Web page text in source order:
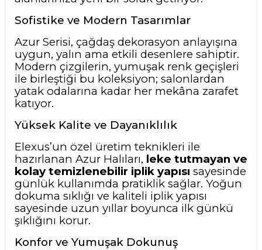
Sofistike ve Modern Tasarımlar
Azur Serisi, çağdaş dekorasyon anlayışına
uygun, yalın ama etkili desenlere sahiptir.
Modern çizgilerin, yumuşak renk geçişleri
ile birleştiği bu koleksiyon; salonlardan
yatak odalarına kadar her mekâna zarafet
katıyor.
Yüksek Kalite ve Dayanıklılık
Elexus’un özel üretim teknikleri ile
hazırlanan Azur Halıları, leke tutmayan ve
kolay temizlenebilir iplik yapısı sayesinde
günlük kullanımda pratiklik sağlar. Yoğun
dokuma sıklığı ve kaliteli iplik yapısı
sayesinde uzun yıllar boyunca ilk günkü
şıklığını korur.
Konfor ve Yumuşak Dokunuş